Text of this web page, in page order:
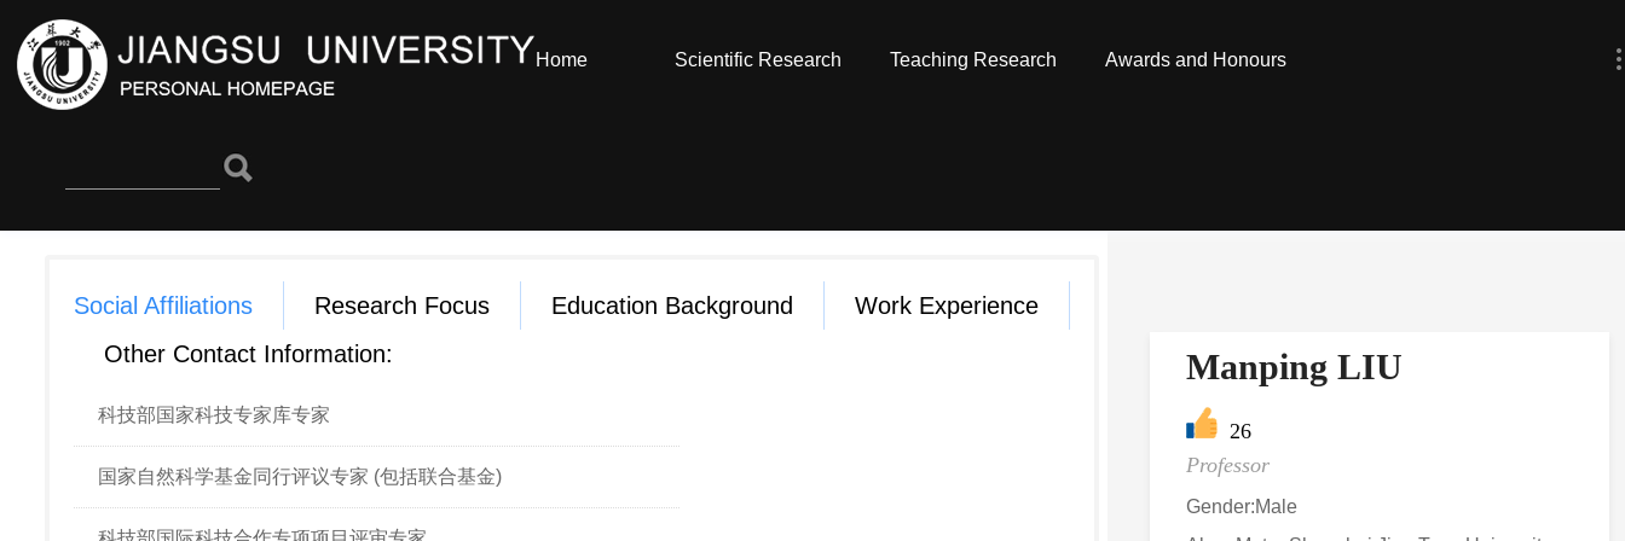
Home Scientific Research Teaching Research Awards and Honours
Manping LIU
26
Professor
Gender:Male
Social Affiliations Research Focus Education Background
Work Experience
Other Contact Information:
科技部国家科技专家库专家
国家自然科学基金同行评议专家 (包括联合基金)